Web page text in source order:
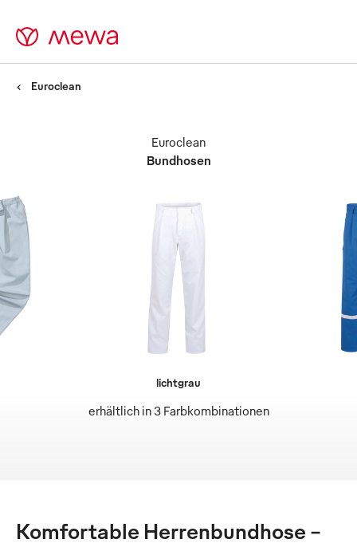
Euroclean
Bundhosen
Euroclean
erhältlich in 3 Farbkombinationen
lichtgrau
Komfortable Herrenbundhose –